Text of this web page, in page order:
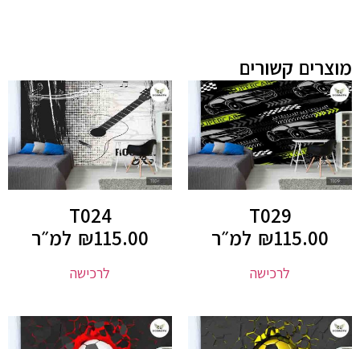
מוצרים קשורים
T029
₪115.00 למ״ר
לרכישה
T024
₪115.00 למ״ר
לרכישה